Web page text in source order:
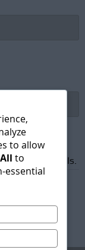
emails.
to allow
to
essential